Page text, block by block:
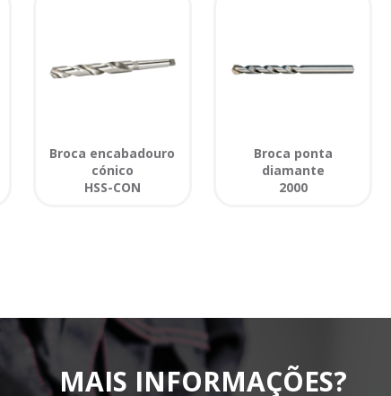
Broca encabadouro
cónico
HSS-CON
Broca ponta
diamante
2000
MAIS INFORMAÇÕES?